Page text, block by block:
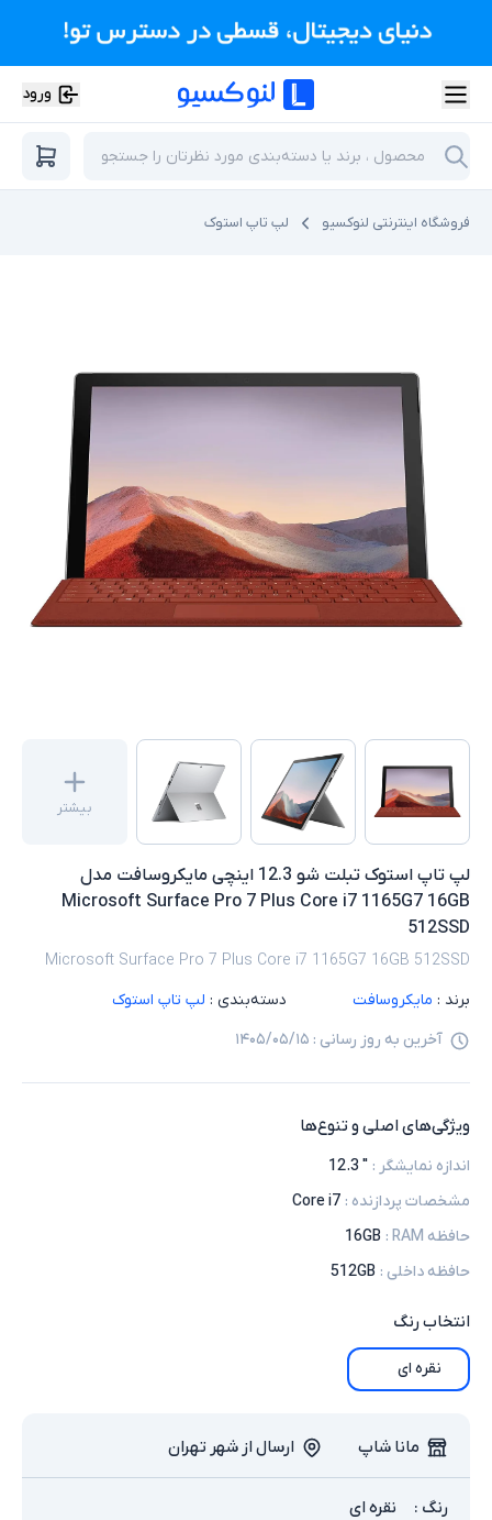
ورود
فروشگاه اینترنتی لنوکسیو لپ تاپ استوک
بیشتر
لپ تاپ استوک تبلت شو 12.3 اینچی مایکروسافت مدل
Microsoft Surface Pro 7 Plus Core i7 1165G7 16GB
512SSD
Microsoft Surface Pro 7 Plus Core i7 1165G7 16GB 512SSD
برند : مایکروسافت دسته‌بندی : لپ تاپ استوک
آخرین به روز رسانی : ۱۴۰۵/۰۵/۱۵
ویژگی‌های اصلی و تنوع‌ها
اندازه نمایشگر :
" 12.3
مشخصات پردازنده :
Core i7
حافظه RAM
:
16GB
حافظه داخلی :
512GB
انتخابرنگ
نقره ای
مانا شاپ ارسال از شهر تهران
رنگ : نقره ای